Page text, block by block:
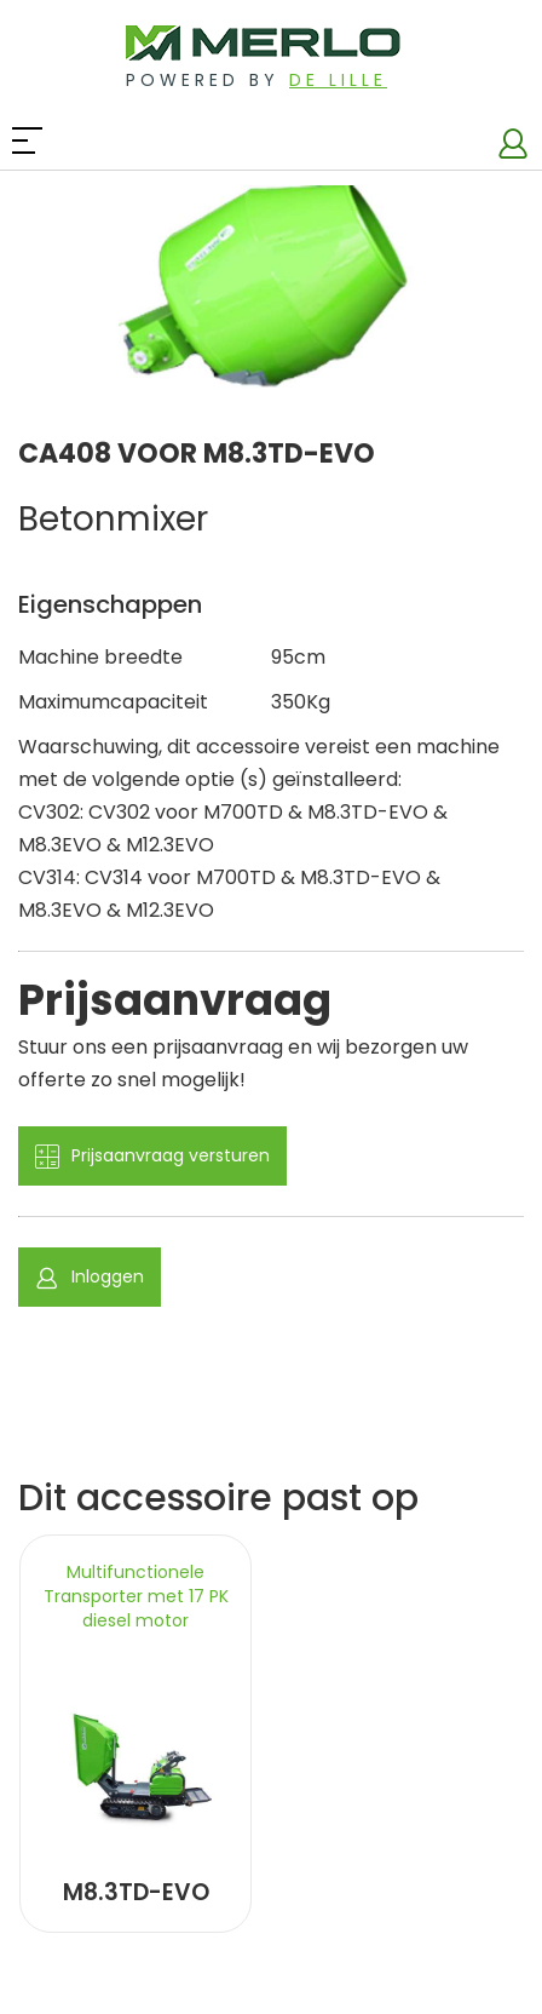
POWERED BY DE LILLE
CA408 VOOR M8.3TD-EVO
Betonmixer
Eigenschappen
Machine breedte
95cm
Maximumcapaciteit
350Kg
Waarschuwing, dit accessoire vereist een machine
met de volgende optie (s) geïnstalleerd:
CV302: CV302 voor M700TD & M8.3TD-EVO &
M8.3EVO & M12.3EVO
CV314: CV314 voor M700TD & M8.3TD-EVO &
M8.3EVO & M12.3EVO
Prijsaanvraag
Stuur ons een prijsaanvraag en wij bezorgen uw
offerte zo snel mogelijk!
Prijsaanvraag versturen
Inloggen
Dit accessoire past op
Multifunctionele
Transporter met 17 PK
diesel motor
M8.3TD-EVO